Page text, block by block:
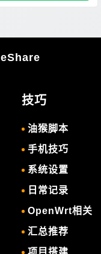
技巧
油猴脚本
手机技巧
系统设置
日常记录
OpenWrt相关
汇总推荐